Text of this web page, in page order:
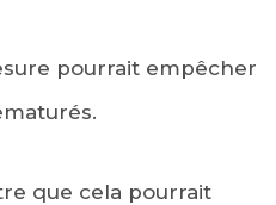
pourrait empêcher
que cela pourrait